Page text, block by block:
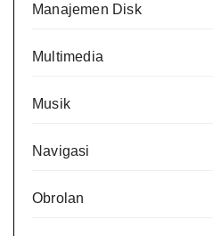
Manajemen Disk
Multimedia
Musik
Navigasi
Obrolan